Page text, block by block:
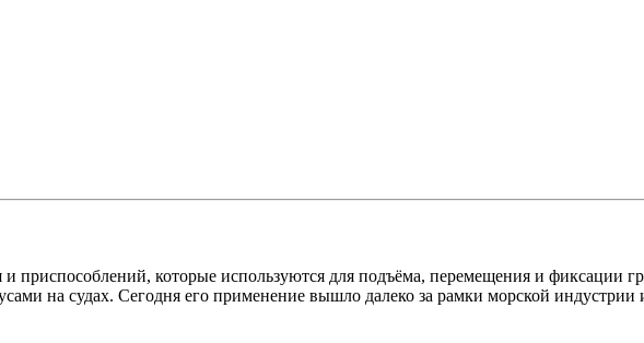
приспособлений, которые используются для подъёма, перемещения и фиксации
на судах. Сегодня его применение вышло далеко за рамки морской